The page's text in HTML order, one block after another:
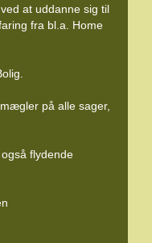
at uddanne sig til
fra bl.a. Home
på alle sager,
flydende